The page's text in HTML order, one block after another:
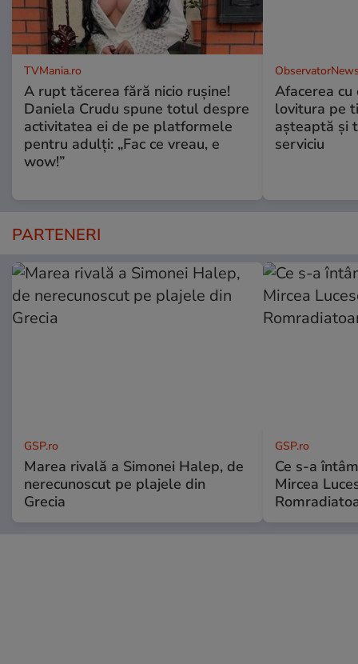
TVMania.ro
A rupt tăcerea fără nicio rușine!
Daniela Crudu spune totul despre
activitatea ei de pe platformele
pentru adulți: „Fac ce vreau, e
wow!”
Afacerea
lovitura pe
aşteaptă şi
serviciu
PARTENERI
GSP.ro
Marea rivală a Simonei Halep, de
nerecunoscut pe plajele din
Grecia
GSP.ro
Ce s-a
Mircea